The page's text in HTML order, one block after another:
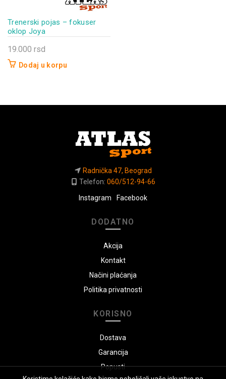
Trenerski pojas – fokuser
oklop Joya
19.000 rsd
Dodaj u korpu
Radnička 47, Beograd
Telefon: 060/512-94-66
Instagram
Facebook
DODATNO
Akcija
Kontakt
Načini plaćanja
Politika privatnosti
KORISNO
Dostava
Garancija
Popusti